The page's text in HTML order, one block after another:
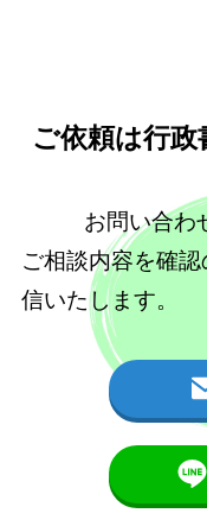
ご依頼は行
お問い合わ
ご相談内容を確
信いたします。